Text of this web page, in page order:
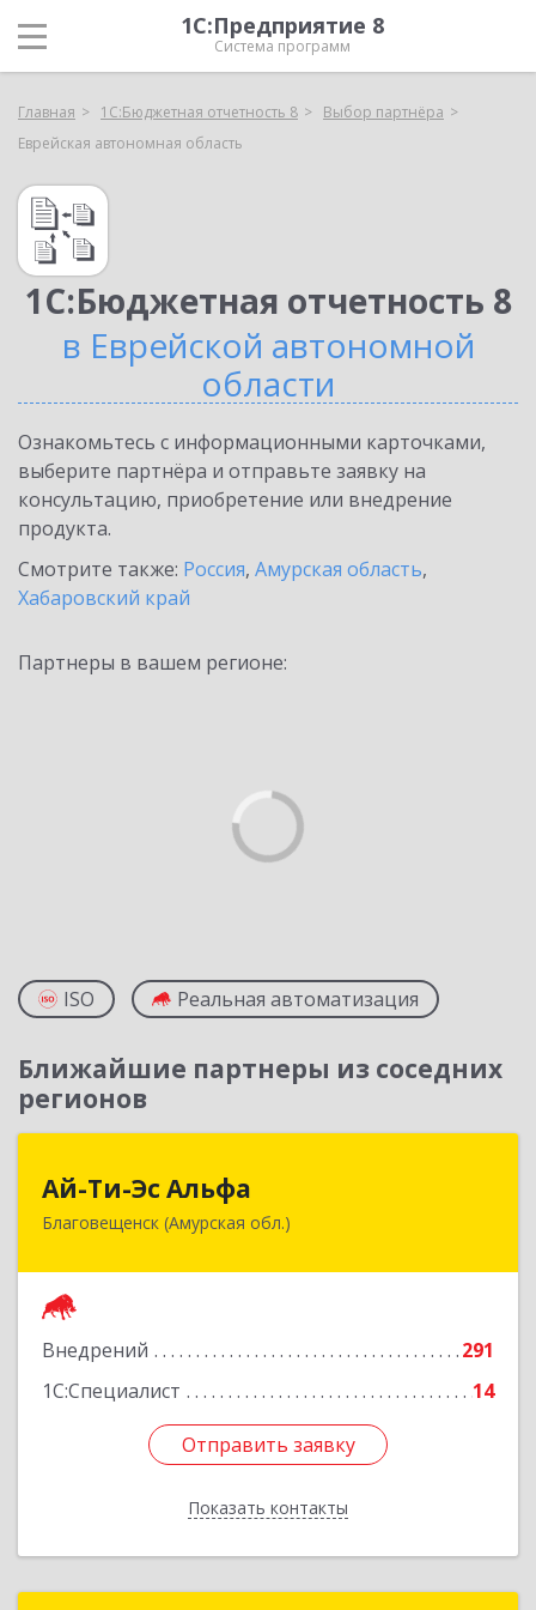
1С:Предприятие 8
Система программ
Главная 1С:Бюджетная отчетность 8
Выбор партнёра
Еврейская автономная область
1С:Бюджетная отчетность 8
в Еврейской автономной
области
Ознакомьтесь с информационными карточками,
выберите партнёра и отправьте заявку на
консультацию, приобретение или внедрение
продукта.
Смотрите также: Россия, Амурская область,
Хабаровский край
Партнеры в вашем регионе:
ISO Реальная автоматизация
Ближайшие партнеры из соседних
регионов
Ай-Ти-Эс Альфа
Благовещенск (Амурская обл.)
Внедрений
291
1С:Специалист
14
Отправить заявку
Показать контакты
675000, Амурская обл, Благовещенск г, Зейская
Отправить заявку
Назад